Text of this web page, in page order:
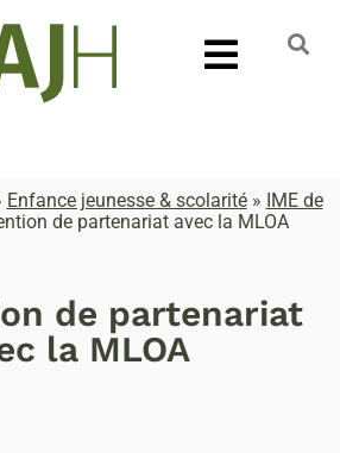
Enfance jeunesse & scolarité» IME de
de partenariat avec la MLOA
de partenariat
la MLOA